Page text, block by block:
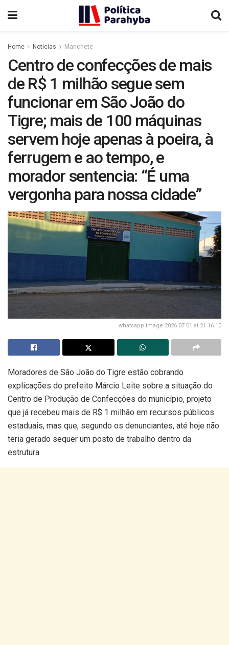
Home Notícias Manchete
Centro de confecções de mais
de R$ 1 milhão segue sem
funcionar em São João do
Tigre; mais de 100 máquinas
servem hoje apenas à poeira, à
ferrugem e ao tempo, e
morador sentencia: “É uma
vergonha para nossa cidade”
whatsapp image 2026 07 01 at 21.16.10
Moradores de São João do Tigre estão cobrando
explicações do prefeito Márcio Leite sobre a situação do
Centro de Produção de Confecções do município, projeto
que já recebeu mais de R$ 1 milhão em recursos públicos
estaduais, mas que, segundo os denunciantes, até hoje não
teria gerado sequer um posto de trabalho dentro da
estrutura.